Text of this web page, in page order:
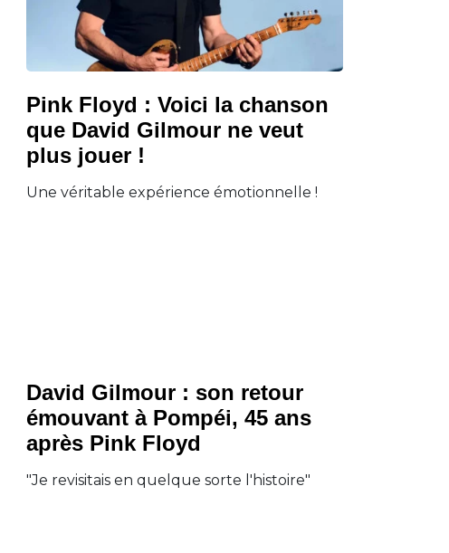
Pink Floyd : Voici la chanson
que David Gilmour ne veut
plus jouer !
Une véritable expérience émotionnelle !
David Gilmour : son retour
émouvant à Pompéi, 45 ans
après Pink Floyd
"Je revisitais en quelque sorte l'histoire"